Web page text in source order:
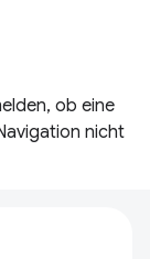
ob eine
nicht